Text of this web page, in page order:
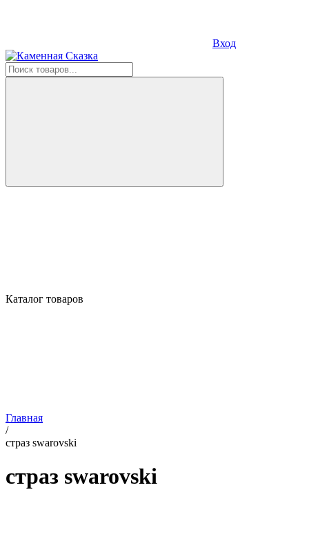
Вход
Каталог товаров
Главная
/
страз swarovski
страз swarovski